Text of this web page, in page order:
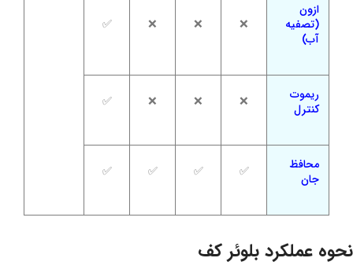
ازون
(تصفیه
آب)
❌
❌
❌
✅
ریموت
کنترل
❌
❌
❌
✅
محافظ
جان
✅
✅
✅
✅
نحوه عملکرد بلوئر کف